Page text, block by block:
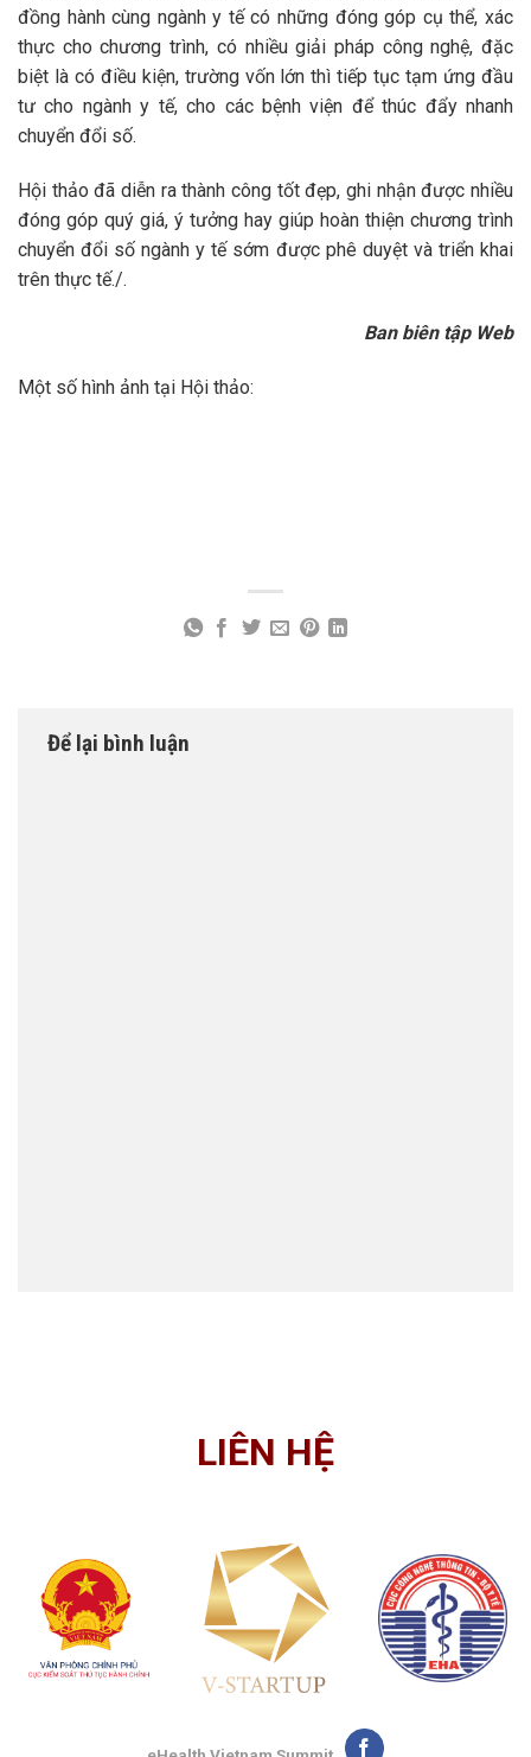
đồng hành cùng ngành y tế có những đóng góp cụ thể, xác
thực cho chương trình, có nhiều giải pháp công nghệ, đặc
biệt là có điều kiện, trường vốn lớn thì tiếp tục tạm ứng đầu
tư cho ngành y tế, cho các bệnh viện để thúc đẩy nhanh
chuyển đổi số.
Hội thảo đã diễn ra thành công tốt đẹp, ghi nhận được nhiều
đóng góp quý giá, ý tưởng hay giúp hoàn thiện chương trình
chuyển đổi số ngành y tế sớm được phê duyệt và triển khai
trên thực tế./.
Ban biên tập Web
Một số hình ảnh tại Hội thảo:
Để lại bình luận
LIÊN HỆ